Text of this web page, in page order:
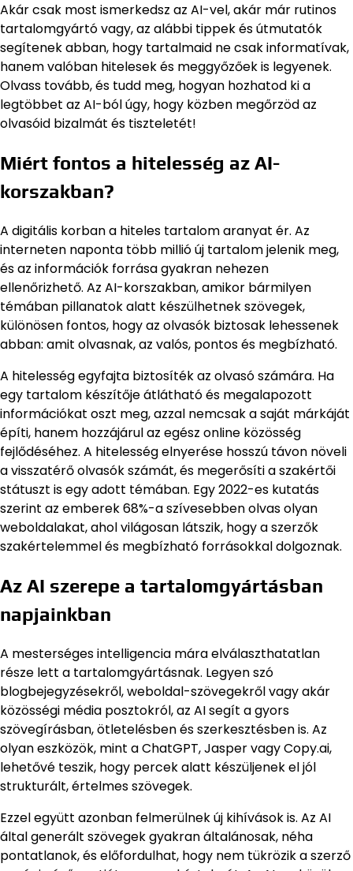
Akár csak most ismerkedsz az AI-vel, akár már rutinos
tartalomgyártó vagy, az alábbi tippek és útmutatók
segítenek abban, hogy tartalmaid ne csak informatívak,
hanem valóban hitelesek és meggyőzőek is legyenek.
Olvass tovább, és tudd meg, hogyan hozhatod ki a
legtöbbet az AI-ból úgy, hogy közben megőrzöd az
olvasóid bizalmát és tiszteletét!
Miért fontos a hitelesség az AI-
korszakban?
A digitális korban a hiteles tartalom aranyat ér. Az
interneten naponta több millió új tartalom jelenik meg,
és az információk forrása gyakran nehezen
ellenőrizhető. Az AI-korszakban, amikor bármilyen
témában pillanatok alatt készülhetnek szövegek,
különösen fontos, hogy az olvasók biztosak lehessenek
abban: amit olvasnak, az valós, pontos és megbízható.
A hitelesség egyfajta biztosíték az olvasó számára. Ha
egy tartalom készítője átlátható és megalapozott
információkat oszt meg, azzal nemcsak a saját márkáját
építi, hanem hozzájárul az egész online közösség
fejlődéséhez. A hitelesség elnyerése hosszú távon növeli
a visszatérő olvasók számát, és megerősíti a szakértői
státuszt is egy adott témában. Egy 2022-es kutatás
szerint az emberek 68%-a szívesebben olvas olyan
weboldalakat, ahol világosan látszik, hogy a szerzők
szakértelemmel és megbízható forrásokkal dolgoznak.
Az AI szerepe a tartalomgyártásban
napjainkban
A mesterséges intelligencia mára elválaszthatatlan
része lett a tartalomgyártásnak. Legyen szó
blogbejegyzésekről, weboldal-szövegekről vagy akár
közösségi média posztokról, az AI segít a gyors
szövegírásban, ötletelésben és szerkesztésben is. Az
olyan eszközök, mint a ChatGPT, Jasper vagy Copy.ai,
lehetővé teszik, hogy percek alatt készüljenek el jól
strukturált, értelmes szövegek.
Ezzel együtt azonban felmerülnek új kihívások is. Az AI
által generált szövegek gyakran általánosak, néha
pontatlanok, és előfordulhat, hogy nem tükrözik a szerző